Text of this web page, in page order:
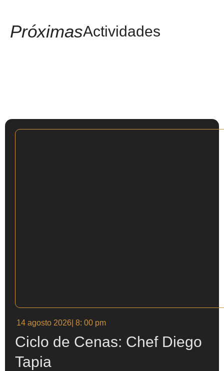
PróximasActividades
14 agosto 2026 | 8: 00 pm
Ciclo de Cenas: Chef Diego
Tapia